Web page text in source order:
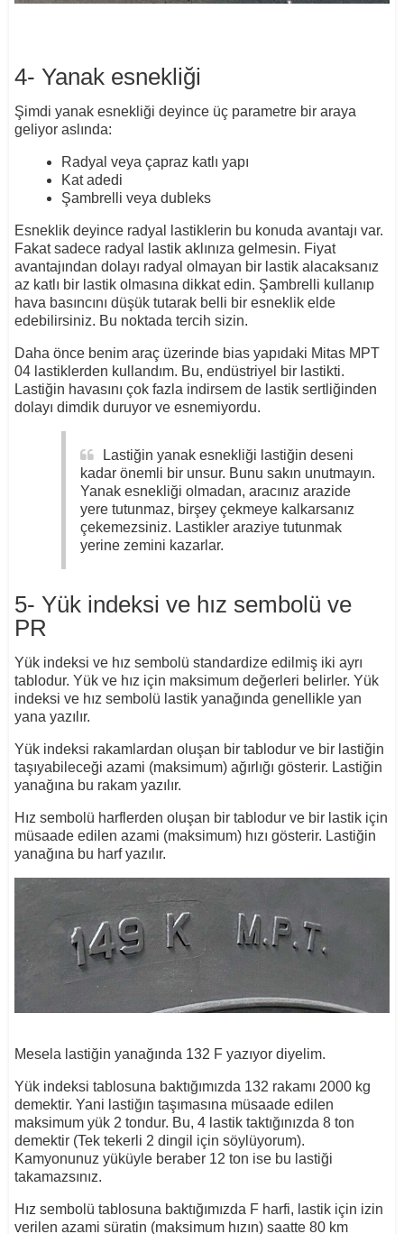
4- Yanak esnekliği
Şimdi yanak esnekliği deyince üç parametre bir araya
geliyor aslında:
Radyal veya çapraz katlı yapı
Kat adedi
Şambrelli veya dubleks
Esneklik deyince radyal lastiklerin bu konuda avantajı var.
Fakat sadece radyal lastik aklınıza gelmesin. Fiyat
avantajından dolayı radyal olmayan bir lastik alacaksanız
az katlı bir lastik olmasına dikkat edin. Şambrelli kullanıp
hava basıncını düşük tutarak belli bir esneklik elde
edebilirsiniz. Bu noktada tercih sizin.
Daha önce benim araç üzerinde bias yapıdaki Mitas MPT
04 lastiklerden kullandım. Bu, endüstriyel bir lastikti.
Lastiğin havasını çok fazla indirsem de lastik sertliğinden
dolayı dimdik duruyor ve esnemiyordu.
Lastiğin yanak esnekliği lastiğin deseni
kadar önemli bir unsur. Bunu sakın unutmayın.
Yanak esnekliği olmadan, aracınız arazide
yere tutunmaz, birşey çekmeye kalkarsanız
çekemezsiniz. Lastikler araziye tutunmak
yerine zemini kazarlar.
5- Yük indeksi ve hız sembolü ve
PR
Yük indeksi ve hız sembolü standardize edilmiş iki ayrı
tablodur. Yük ve hız için maksimum değerleri belirler. Yük
indeksi ve hız sembolü lastik yanağında genellikle yan
yana yazılır.
Yük indeksi rakamlardan oluşan bir tablodur ve bir lastiğin
taşıyabileceği azami (maksimum) ağırlığı gösterir. Lastiğin
yanağına bu rakam yazılır.
Hız sembolü harflerden oluşan bir tablodur ve bir lastik için
müsaade edilen azami (maksimum) hızı gösterir. Lastiğin
yanağına bu harf yazılır.
Mesela lastiğin yanağında 132 F yazıyor diyelim.
Yük indeksi tablosuna baktığımızda 132 rakamı 2000 kg
demektir. Yani lastiğın taşımasına müsaade edilen
maksimum yük 2 tondur. Bu, 4 lastik taktığınızda 8 ton
demektir (Tek tekerli 2 dingil için söylüyorum).
Kamyonunuz yüküyle beraber 12 ton ise bu lastiği
takamazsınız.
Hız sembolü tablosuna baktığımızda F harfi, lastik için izin
verilen azami süratin (maksimum hızın) saatte 80 km